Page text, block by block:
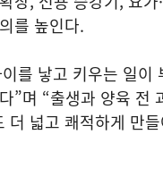
를 높인다.
를 낳고 키우는 일
”며 “출생과 양육 전
더 넓고 쾌적하게 만